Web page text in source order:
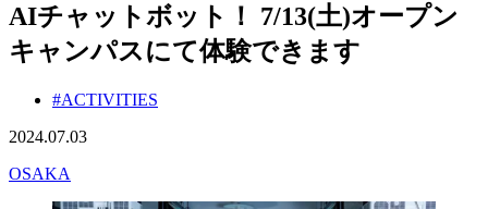
AIチャットボット！ 7/13(土)オープン
キャンパスにて体験できます
#ACTIVITIES
2024.07.03
OSAKA